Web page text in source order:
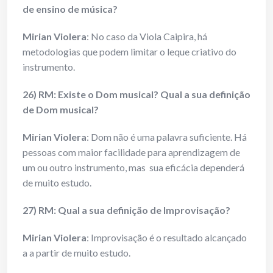
de ensino de música?
Mirian Violera: No caso da Viola Caipira, há
metodologias que podem limitar o leque criativo do
instrumento.
26) RM: Existe o Dom musical? Qual a sua definição
de Dom musical?
Mirian Violera: Dom não é uma palavra suficiente. Há
pessoas com maior facilidade para aprendizagem de
um ou outro instrumento, mas sua eficácia dependerá
de muito estudo.
27) RM: Qual a sua definição de Improvisação?
Mirian Violera: Improvisação é o resultado alcançado
a a partir de muito estudo.